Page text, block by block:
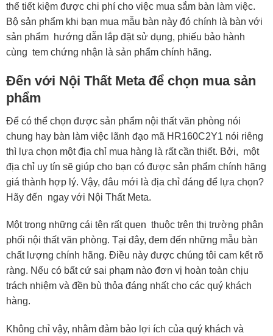
thể tiết kiệm được chi phí cho việc mua sắm bàn làm việc.
Bộ sản phẩm khi bạn mua mẫu bàn này đó chính là bàn với
sản phẩm hướng dẫn lắp đặt sử dụng, phiếu bảo hành
cùng tem chứng nhận là sản phẩm chính hãng.
Đến với Nội Thất Meta để chọn mua sản
phẩm
Để có thể chọn được sản phẩm nội thất văn phòng nói
chung hay bàn làm việc lãnh đạo mã HR160C2Y1 nói riêng
thì lựa chọn một địa chỉ mua hàng là rất cần thiết. Bởi, một
địa chỉ uy tín sẽ giúp cho bạn có được sản phẩm chính hãng
giá thành hợp lý. Vậy, đâu mới là địa chỉ đáng để lựa chọn?
Hãy đến ngay với Nội Thất Meta.
Một trong những cái tên rất quen thuộc trên thị trường phân
phối nội thất văn phòng. Tại đây, đem đến những mẫu bàn
chất lượng chính hãng. Điều này được chúng tôi cam kết rõ
ràng. Nếu có bất cứ sai phạm nào đơn vị hoàn toàn chịu
trách nhiệm và đền bù thỏa đáng nhất cho các quý khách
hàng.
Không chỉ vậy, nhằm đảm bảo lợi ích của quý khách và